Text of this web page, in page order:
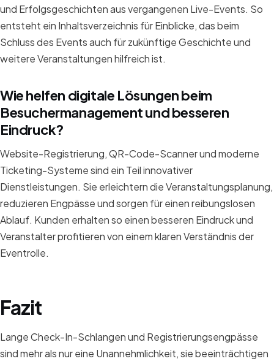
und Erfolgsgeschichten aus vergangenen Live-Events. So
entsteht ein Inhaltsverzeichnis für Einblicke, das beim
Schluss des Events auch für zukünftige Geschichte und
weitere Veranstaltungen hilfreich ist.
Wie helfen digitale Lösungen beim
Besuchermanagement und besseren
Eindruck?
Website-Registrierung, QR-Code-Scanner und moderne
Ticketing-Systeme sind ein Teil innovativer
Dienstleistungen. Sie erleichtern die Veranstaltungsplanung,
reduzieren Engpässe und sorgen für einen reibungslosen
Ablauf. Kunden erhalten so einen besseren Eindruck und
Veranstalter profitieren von einem klaren Verständnis der
Eventrolle.
Fazit
Lange Check-In-Schlangen und Registrierungsengpässe
sind mehr als nur eine Unannehmlichkeit, sie beeinträchtigen